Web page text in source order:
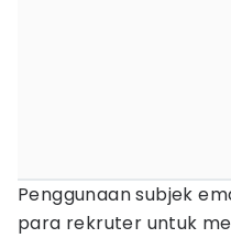
Penggunaan subjek
para rekruter untuk